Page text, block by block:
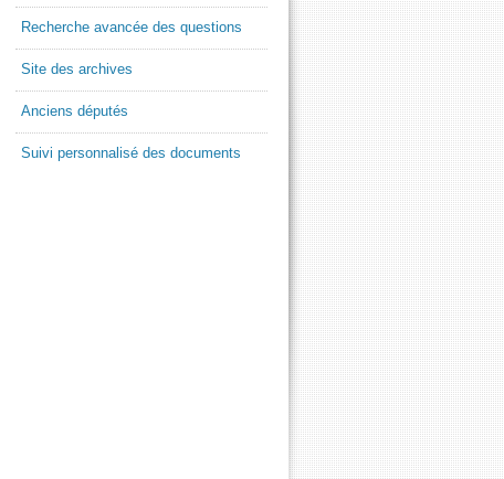
Recherche avancée des questions
Site des archives
Anciens députés
Suivi personnalisé des documents